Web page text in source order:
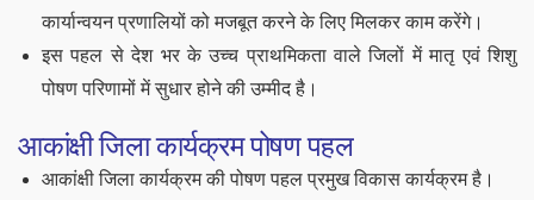
कार्यान्वयन प्रणालियों को मजबूत करने के लिए मिलकर काम करेंगे।
इस पहल से देश भर के उच्च प्राथमिकता वाले जिलों में मातृ एवं शिशु
पोषण परिणामों में सुधार होने की उम्मीद है।
आकांक्षी जिला कार्यक्रम पोषण पहल
आकांक्षी जिला कार्यक्रम की पोषण पहल प्रमुख विकास कार्यक्रम है।